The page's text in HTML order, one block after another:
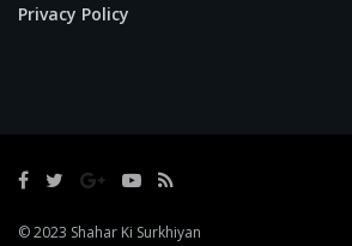
Privacy Policy
© 2023 Shahar Ki Surkhiyan